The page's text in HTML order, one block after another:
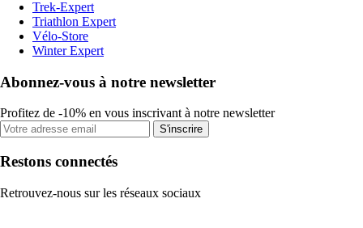
Trek-Expert
Triathlon Expert
Vélo-Store
Winter Expert
Abonnez-vous à notre newsletter
Profitez de -10% en vous inscrivant à notre newsletter
S'inscrire
Restons connectés
Retrouvez-nous sur les réseaux sociaux